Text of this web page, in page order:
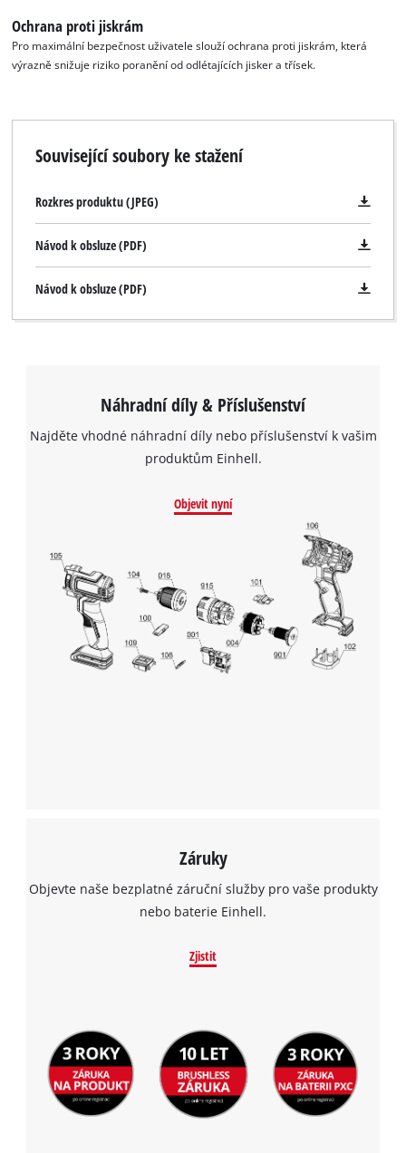
potřebujeme váš souhlas!
This content is not permitted to load due
to trackers that are not disclosed to the
the site with their CMP to add this content
to the list of technologies used.
Powered by
Ochrana proti jiskrám
Pro maximální bezpečnost uživatele slouží ochrana proti jiskrám, která
výrazně snižuje riziko poranění od odlétajících jisker a třísek.
Související soubory ke stažení
Rozkres produktu (JPEG)
Návod k obsluze (PDF)
Návod k obsluze (PDF)
Náhradní díly & Příslušenství
Najděte vhodné náhradní díly nebo příslušenství k vašim
produktům Einhell.
Objevit nyní
Záruky
Objevte naše bezplatné záruční služby pro vaše produkty
nebo baterie Einhell.
Zjistit